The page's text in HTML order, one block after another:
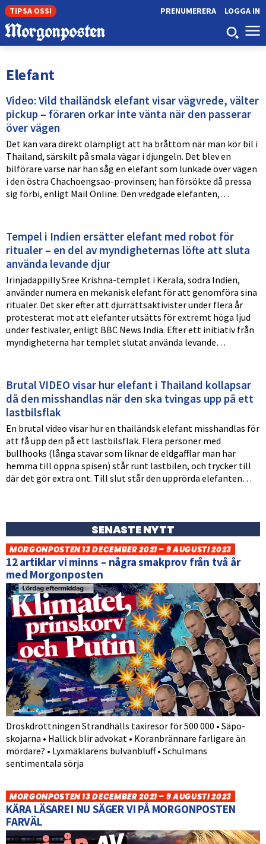
TIPSA OSS! LOGGA IN
PRENUMERERA
Elefant
Video: Vild thailändsk elefant visar vägvrede, välter
pickup – föraren orkar inte vänta när den passerar
över vägen
Det kan vara direkt olämpligt att ha bråttom när man kör bil i
Thailand, särskilt på smala vägar i djungeln. Det blev en
bilförare varse när han såg en elefant som lunkade över vägen
i den östra Chachoengsao-provinsen; han försökte då pressa
sig förbi, enligt Mail Online. Den vredgade elefanten,…
Tempel i Indien ersätter elefant med robot för
ritualer – en del av myndigheternas löfte att sluta
använda levande djur
Irinjadappilly Sree Krishna-templet i Kerala, södra Indien,
använder numera en mekanisk elefant för att genomföra sina
ritualer. Det sker efter att djurrättsaktivister under flera år
protesterat mot att elefanter utsätts för extremt höga ljud
under festivaler, enligt BBC News India. Efter ett initiativ från
myndigheterna har templet slutat använda levande…
Brutal VIDEO visar hur elefant i Thailand kollapsar
då den misshandlas när den ska tvingas upp på ett
lastbilsflak
En brutal video visar hur en thailändsk elefant misshandlas för
att få upp den på ett lastbilsflak. Flera personer med
bullhooks (långa stavar som liknar de eldgafflar man har
hemma till öppna spisen) står runt lastbilen, och trycker till
där det gör extra ont. Till slut står den upprörda elefanten…
SENASTE NYTT
MORGONPOSTEN 13 DECEMBER 2021 – 9 AUGUSTI 2023
12 artiklar vi minns – några smakprov från två år
med Morgonposten
Droskdrottningen Strandhälls taxiresor för 500 000 • Säpo-
skojarna • Hallick blir advokat • Koranbrännare farligare än
mördare? • Lyxmäklarens bulvanbluff • Schulmans
sentimentala sörja
MORGONPOSTEN 13 DECEMBER 2021 – 9 AUGUSTI 2023
KÄRA LÄSARE! NU SÄGER VI PÅ MORGONPOSTEN
FARVÄL